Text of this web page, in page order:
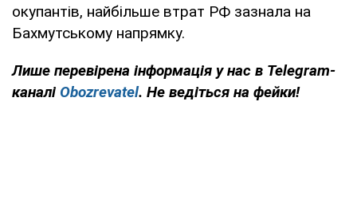
окупантів, найбільше втрат РФ зазнала на
Бахмутському напрямку.
Лише перевірена інформація у нас в Telegram-
каналі Obozrevatel. Не ведіться на фейки!